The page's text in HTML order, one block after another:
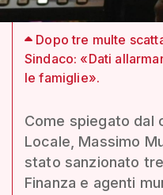
Dopo tre multe
Sindaco: «Dati
le famiglie».
Come spiegato dal
Locale, Massimo
stato sanzionato
Finanza e agenti